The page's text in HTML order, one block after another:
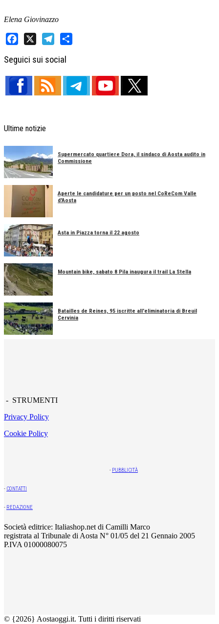
Elena Giovinazzo
Seguici sui social
Ultime notizie
Supermercato quartiere Dora, il sindaco di Aosta audito in
Commissione
Aperte le candidature per un posto nel CoReCom Valle
d'Aosta
Asta in Piazza torna il 22 agosto
Mountain bike, sabato 8 Pila inaugura il trail La Stella
Batailles de Reines, 95 iscritte all'eliminatoria di Breuil
Cervinia
- STRUMENTI
Privacy Policy
Cookie Policy
- PUBBLICITÀ
- CONTATTI
- REDAZIONE
Società editrice: Italiashop.net di Camilli Marco
registrata al Tribunale di Aosta N° 01/05 del 21 Gennaio 2005
P.IVA 01000080075
© {2026} Aostaoggi.it. Tutti i diritti riservati